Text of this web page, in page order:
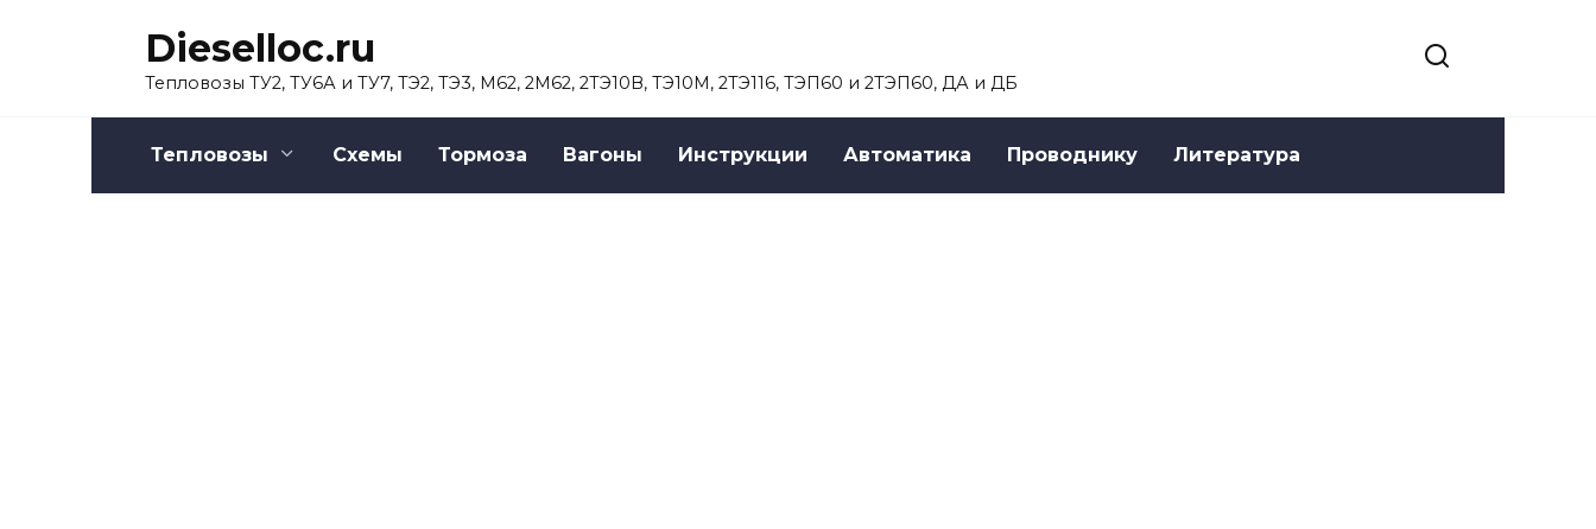
Dieselloc.ru
Тепловозы ТУ2, ТУ6А и ТУ7, ТЭ2, ТЭ3, М62, 2М62, 2ТЭ10В, ТЭ10М, 2ТЭ116, ТЭП60 и 2ТЭП60, ДА и ДБ
Тепловозы Схемы Тормоза Вагоны Инструкции Автоматика Проводнику Литература